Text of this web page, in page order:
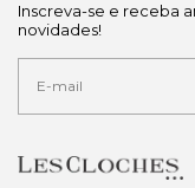
Inscreva-se e receba
novidades!